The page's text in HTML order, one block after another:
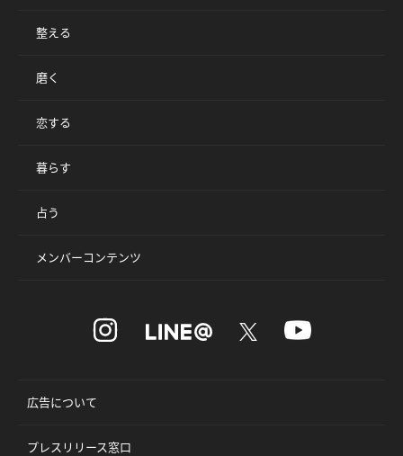
整える
磨く
恋する
暮らす
占う
メンバーコンテンツ
広告について
プレスリリース窓口